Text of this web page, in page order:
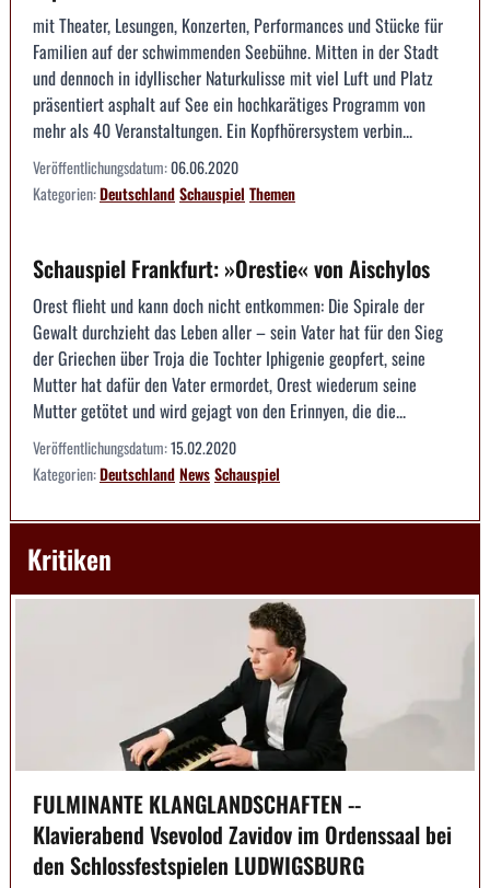
mit Theater, Lesungen, Konzerten, Performances und Stücke für
Familien auf der schwimmenden Seebühne. Mitten in der Stadt
und dennoch in idyllischer Naturkulisse mit viel Luft und Platz
präsentiert asphalt auf See ein hochkarätiges Programm von
mehr als 40 Veranstaltungen. Ein Kopfhörersystem verbin...
Veröffentlichungsdatum:06.06.2020
Kategorien:DeutschlandSchauspiel Themen
Schauspiel Frankfurt: »Orestie« von Aischylos
Orest flieht und kann doch nicht entkommen: Die Spirale der
Gewalt durchzieht das Leben aller – sein Vater hat für den Sieg
der Griechen über Troja die Tochter Iphigenie geopfert, seine
Mutter hat dafür den Vater ermordet, Orest wiederum seine
Mutter getötet und wird gejagt von den Erinnyen, die die...
Veröffentlichungsdatum:15.02.2020
Kategorien:DeutschlandNewsSchauspiel
Kritiken
FULMINANTE KLANGLANDSCHAFTEN --
Klavierabend Vsevolod Zavidov im Ordenssaal bei
den Schlossfestspielen LUDWIGSBURG